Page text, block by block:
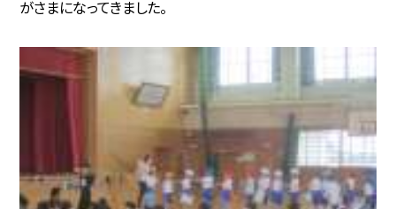
がさまになってきました。